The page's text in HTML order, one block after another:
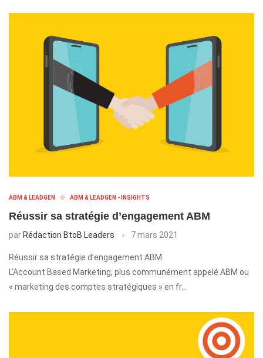
ABM & LEADGEN ABM & LEADGEN - INSIGHTS
Réussir sa stratégie d’engagement ABM
par Rédaction BtoB Leaders 7 mars 2021
Réussir sa stratégie d’engagement ABM
L’Account Based Marketing, plus communément appelé ABM ou
« marketing des comptes stratégiques » en fr…